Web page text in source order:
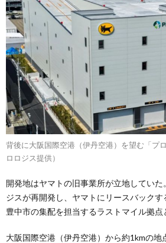
背後に大阪国際空港（伊丹空港）を望む「プ
ロロジス提供）
開発地はヤマトの旧事業所が立地していた
ジスが再開発し、ヤマトにリースバック
豊中市の集配を担当するラストマイル拠点
大阪国際空港（伊丹空港）から約1kmの地